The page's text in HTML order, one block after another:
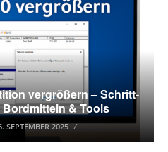
vergrößern – Schritt-
& Tools
SEPTEMBER 2025